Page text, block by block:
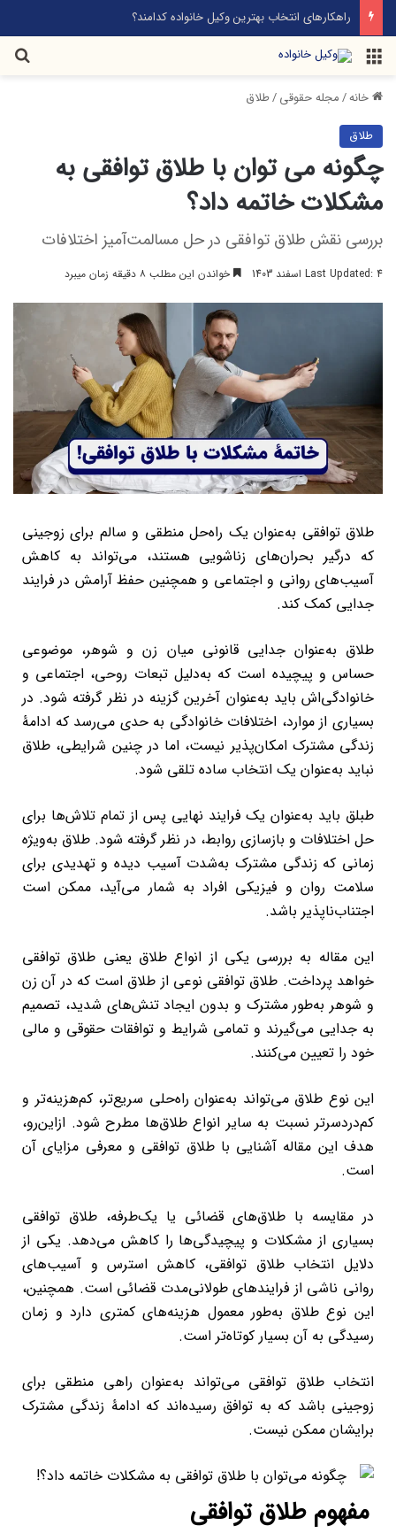
راهکارهای انتخاب بهترین وکیل خانواده کدامند؟
خانه/مجله حقوقی/طلاق
طلاق
چگونه می توان با طلاق توافقی به
مشکلات خاتمه داد؟
بررسی نقش طلاق توافقی در حل مسالمت‌آمیز اختلافات
Last Updated: 4 اسفند 1403 خواندن این مطلب ۸ دقیقه زمان میبرد
طلاق توافقی به‌عنوان یک راه‌حل منطقی و سالم برای زوجینی
که درگیر بحران‌های زناشویی هستند، می‌تواند به کاهش
آسیب‌های روانی و اجتماعی و همچنین حفظ آرامش در فرایند
جدایی کمک کند.
طلاق به‌عنوان جدایی قانونی میان زن و شوهر، موضوعی
حساس و پیچیده است که به‌دلیل تبعات روحی، اجتماعی و
خانوادگی‌اش باید به‌عنوان آخرین گزینه در نظر گرفته شود. در
بسیاری از موارد، اختلافات خانوادگی به حدی می‌رسد که ادامۀ
زندگی مشترک امکان‌پذیر نیست، اما در چنین شرایطی، طلاق
نباید به‌عنوان یک انتخاب ساده تلقی شود.
طبلق باید به‌عنوان یک فرایند نهایی پس از تمام تلاش‌ها برای
حل اختلافات و بازسازی روابط، در نظر گرفته شود. طلاق به‌ویژه
زمانی که زندگی مشترک به‌شدت آسیب دیده و تهدیدی برای
سلامت روان و فیزیکی افراد به شمار می‌آید، ممکن است
اجتناب‌ناپذیر باشد.
این مقاله به بررسی یکی از انواع طلاق یعنی طلاق توافقی
خواهد پرداخت. طلاق توافقی نوعی از طلاق است که در آن زن
و شوهر به‌طور مشترک و بدون ایجاد تنش‌های شدید، تصمیم
به جدایی می‌گیرند و تمامی شرایط و توافقات حقوقی و مالی
خود را تعیین می‌کنند.
این نوع طلاق می‌تواند به‌عنوان راه‌حلی سریع‌تر، کم‌هزینه‌تر و
کم‌دردسرتر نسبت به سایر انواع طلاق‌ها مطرح شود. ازاین‌رو،
هدف این مقاله آشنایی با طلاق توافقی و معرفی مزایای آن
است.
در مقایسه با طلاق‌های قضائی یا یک‌طرفه، طلاق توافقی
بسیاری از مشکلات و پیچیدگی‌ها را کاهش می‌دهد. یکی از
دلایل انتخاب طلاق توافقی، کاهش استرس و آسیب‌های
روانی ناشی از فرایندهای طولانی‌مدت قضائی است. همچنین،
این نوع طلاق به‌طور معمول هزینه‌های کمتری دارد و زمان
رسیدگی به آن بسیار کوتاه‌تر است.
انتخاب طلاق توافقی می‌تواند به‌عنوان راهی منطقی برای
زوجینی باشد که به توافق رسیده‌اند که ادامۀ زندگی مشترک
برایشان ممکن نیست.
مفهوم طلاق توافقی